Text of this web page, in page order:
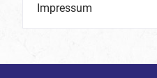
Impressum